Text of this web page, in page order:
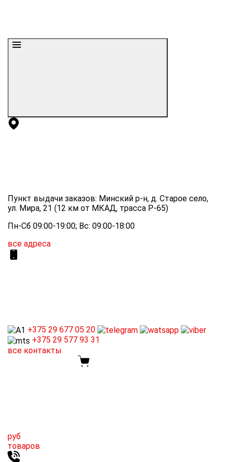
Пункт выдачи заказов: Минский р-н, д. Старое село,
ул. Мира, 21 (12 км от МКАД, трасса P-65)
Пн-Сб 09:00-19:00; Вс: 09:00-18:00
все адреса
+375 29 677 05 20
+375 29 577 93 31
все контакты
руб
товаров